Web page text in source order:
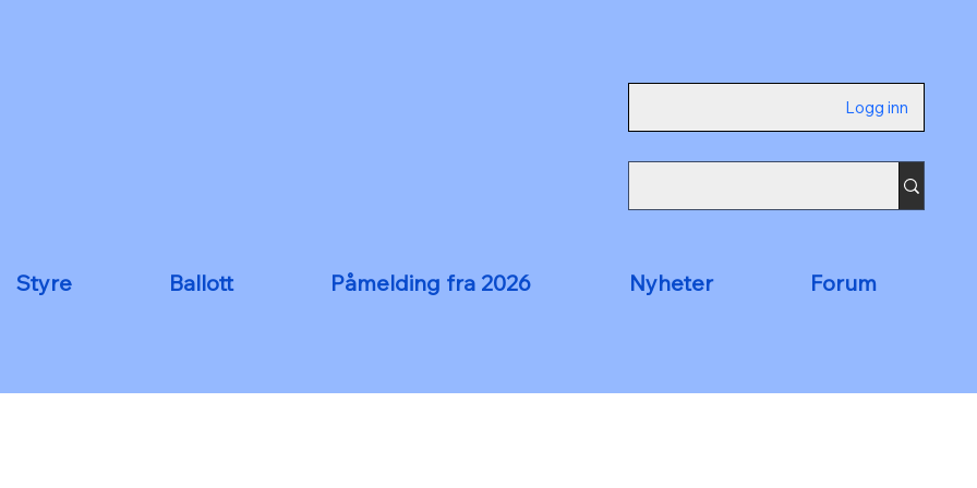
Logg inn
Styre Ballott Påmelding fra 2026 Nyheter Forum